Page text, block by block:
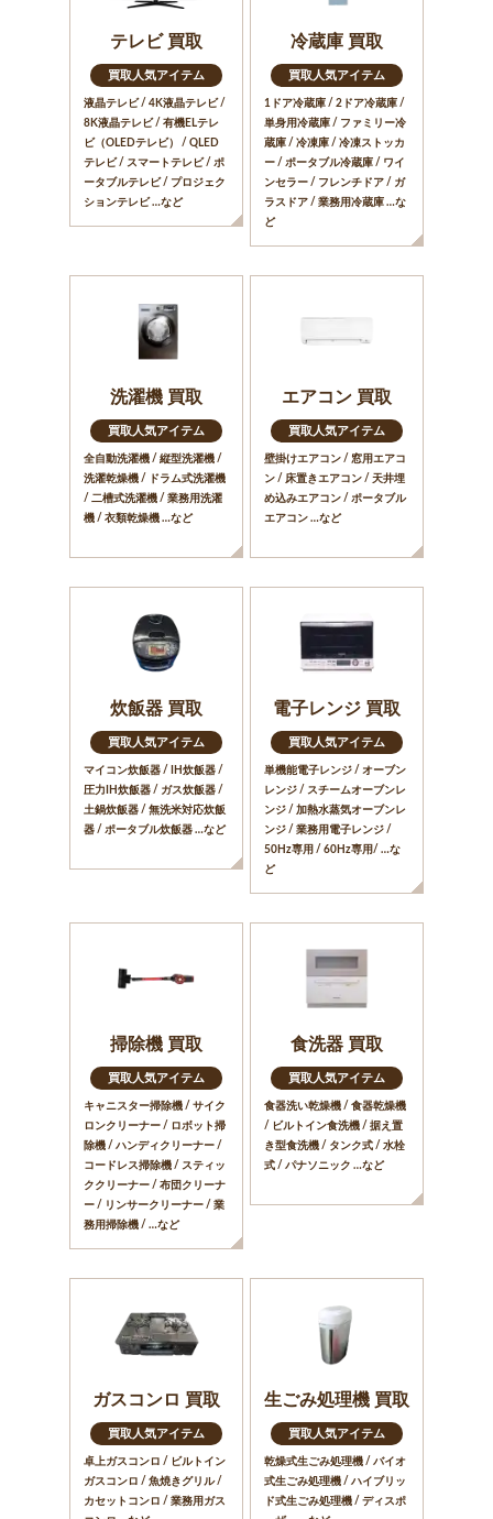
テレビ 買取
買取人気アイテム
液晶テレビ / 4K液晶テレビ /
8K液晶テレビ / 有機ELテレ
ビ（OLEDテレビ） / QLED
テレビ / スマートテレビ / ポ
ータブルテレビ / プロジェク
ションテレビ …など
冷蔵庫 買取
買取人気アイテム
1ドア冷蔵庫 / 2ドア冷蔵庫 /
単身用冷蔵庫 / ファミリー冷
蔵庫 / 冷凍庫 / 冷凍ストッカ
ー / ポータブル冷蔵庫 / ワイ
ンセラー / フレンチドア / ガ
ラスドア / 業務用冷蔵庫 …な
ど
洗濯機 買取
買取人気アイテム
全自動洗濯機 / 縦型洗濯機 /
洗濯乾燥機 / ドラム式洗濯機
/ 二槽式洗濯機 / 業務用洗濯
機 / 衣類乾燥機 …など
エアコン 買取
買取人気アイテム
壁掛けエアコン / 窓用エアコ
ン / 床置きエアコン / 天井埋
め込みエアコン / ポータブル
エアコン …など
炊飯器 買取
買取人気アイテム
マイコン炊飯器 / IH炊飯器 /
圧力IH炊飯器 / ガス炊飯器 /
土鍋炊飯器 / 無洗米対応炊飯
器 / ポータブル炊飯器 …など
電子レンジ 買取
買取人気アイテム
単機能電子レンジ / オーブン
レンジ / スチームオーブンレ
ンジ / 加熱水蒸気オーブンレ
ンジ / 業務用電子レンジ /
50Hz専用 / 60Hz専用/ …な
ど
掃除機 買取
買取人気アイテム
キャニスター掃除機 / サイク
ロンクリーナー / ロボット掃
除機 / ハンディクリーナー /
コードレス掃除機 / スティッ
ククリーナー / 布団クリーナ
ー / リンサークリーナー / 業
務用掃除機 / …など
食洗器 買取
買取人気アイテム
食器洗い乾燥機 / 食器乾燥機
/ ビルトイン食洗機 / 据え置
き型食洗機 / タンク式 / 水栓
式 / パナソニック …など
ガスコンロ 買取
買取人気アイテム
卓上ガスコンロ / ビルトイン
ガスコンロ / 魚焼きグリル /
カセットコンロ / 業務用ガス
生ごみ処理機 買取
買取人気アイテム
乾燥式生ごみ処理機 / バイオ
式生ごみ処理機 / ハイブリッ
ド式生ごみ処理機 / ディスポ